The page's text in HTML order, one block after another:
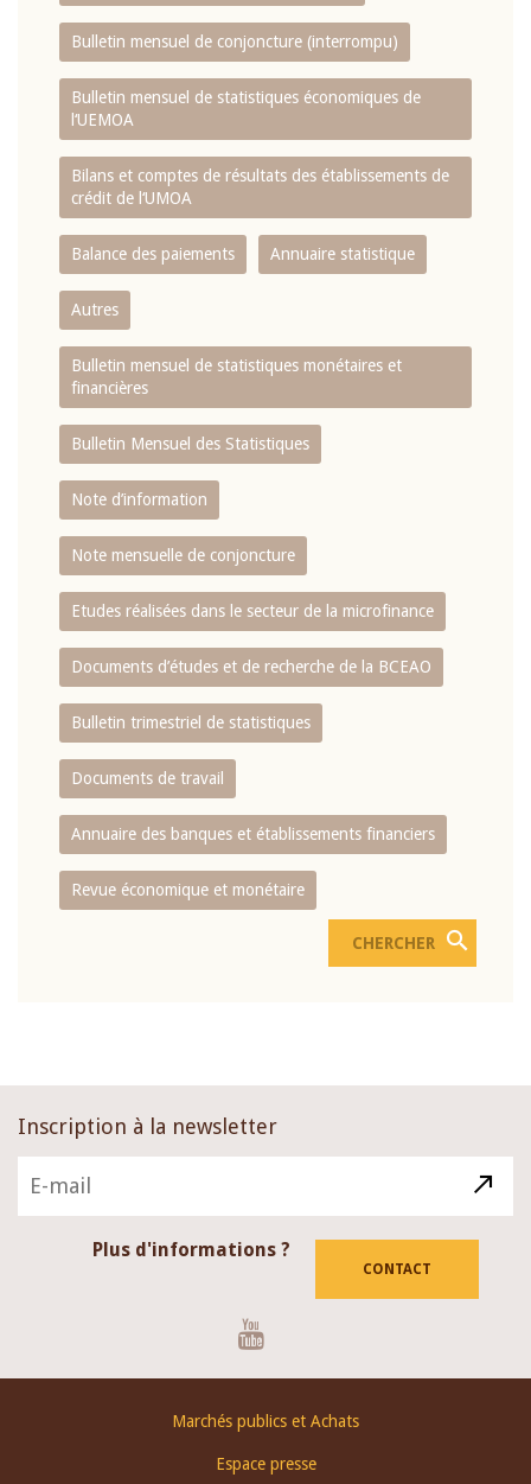
Bulletin mensuel de conjoncture (interrompu)
Bulletin mensuel de statistiques économiques de
l‘UEMOA
Bilans et comptes de résultats des établissements de
crédit de l‘UMOA
Balance des paiements Annuaire statistique
Autres
Bulletin mensuel de statistiques monétaires et
financières
Bulletin Mensuel des Statistiques
Note d’information
Note mensuelle de conjoncture
Etudes réalisées dans le secteur de la microfinance
Documents d’études et de recherche de la BCEAO
Bulletin trimestriel de statistiques
Documents de travail
Annuaire des banques et établissements financiers
Revue économique et monétaire
Inscription à la newsletter
Plus d'informations ?
CONTACT
Marchés publics et Achats
Espace presse